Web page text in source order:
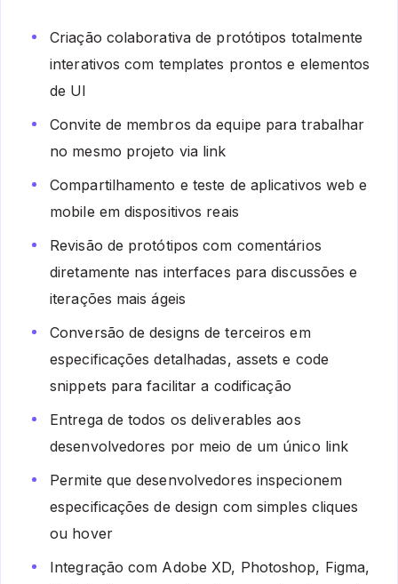
Criação colaborativa de protótipos totalmente
interativos com templates prontos e elementos
de UI
Convite de membros da equipe para trabalhar
no mesmo projeto via link
Compartilhamento e teste de aplicativos web e
mobile em dispositivos reais
Revisão de protótipos com comentários
diretamente nas interfaces para discussões e
iterações mais ágeis
Conversão de designs de terceiros em
especificações detalhadas, assets e code
snippets para facilitar a codificação
Entrega de todos os deliverables aos
desenvolvedores por meio de um único link
Permite que desenvolvedores inspecionem
especificações de design com simples cliques
ou hover
Integração com Adobe XD, Photoshop, Figma,